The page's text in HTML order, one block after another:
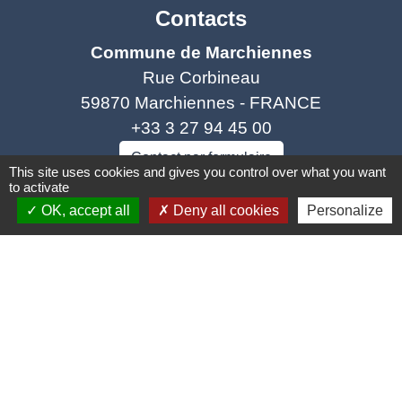
Contacts
Commune de Marchiennes
Rue Corbineau
59870 Marchiennes - FRANCE
+33 3 27 94 45 00
Contact par formulaire
This site uses cookies and gives you control over what you want
to activate
OK, accept all
Deny all cookies Personalize